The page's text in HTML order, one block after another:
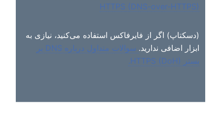
HTTPS (DNS-over-HTTPS)
(دسکتاپ) اگر از فایرفاکس استفاده می‌کنید، نیازی به
ابزار اضافی ندارید.
سوالات متداول درباره DNS بر
بستر HTTPS (DoH).